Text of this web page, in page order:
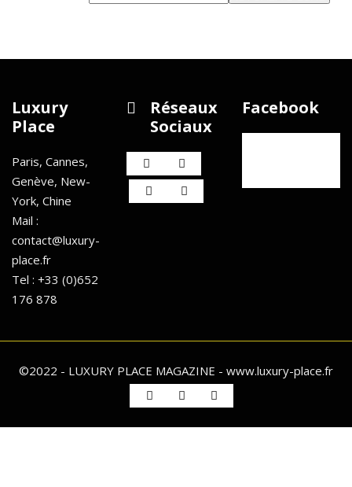
Luxury
Place
Paris, Cannes,
Genève, New-
York, Chine
Mail :
contact@luxury-
place.fr
Tel : +33 (0)652
176 878
Réseaux
Sociaux
Facebook
©2022 - LUXURY PLACE MAGAZINE - www.luxury-place.fr